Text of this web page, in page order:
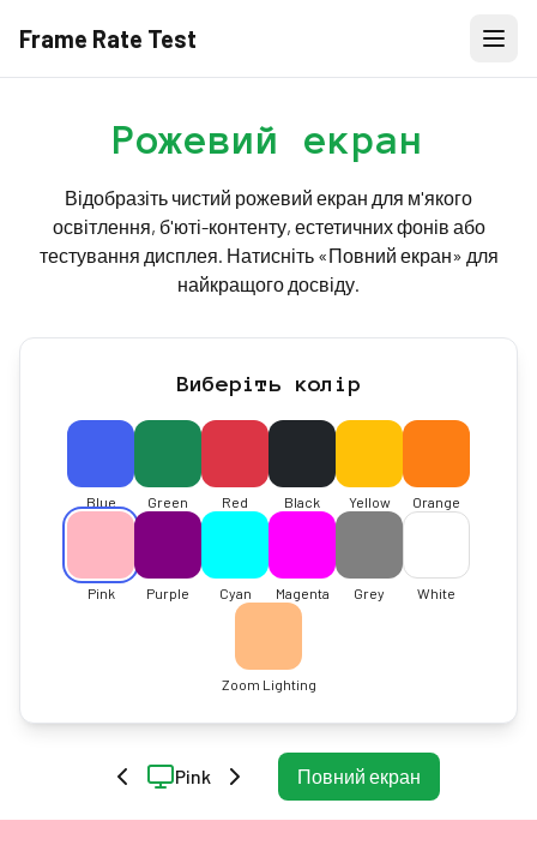
Frame Rate Test
Рожевий екран
Відобразіть чистий рожевий екран для м'якого
освітлення, б'юті-контенту, естетичних фонів або
тестування дисплея. Натисніть «Повний екран» для
найкращого досвіду.
Виберіть колір
Blue Green Red Black Yellow Orange
Pink Purple Cyan Magenta Grey White
Zoom Lighting
Pink Повний екран